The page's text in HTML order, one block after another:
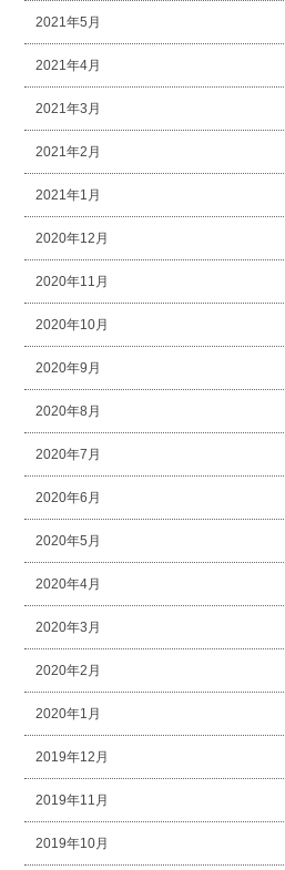
2021年5月
2021年4月
2021年3月
2021年2月
2021年1月
2020年12月
2020年11月
2020年10月
2020年9月
2020年8月
2020年7月
2020年6月
2020年5月
2020年4月
2020年3月
2020年2月
2020年1月
2019年12月
2019年11月
2019年10月